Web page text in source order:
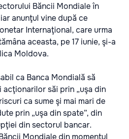
Băncii Mondiale în
anunţul vine după ce
Internaţional, care urma
aceasta, pe 17 iunie, şi-a
Moldova.
ca Banca Mondială să
săi prin „uşa din
ca sume şi mai mari de
prin „uşa din spate”, din
din sectorul bancar.
Mondiale din momentul